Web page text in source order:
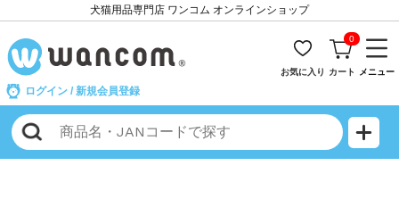
犬猫用品専門店 ワンコム オンラインショップ
ログイン / 新規会員登録
お気に入り
0
カート メニュー